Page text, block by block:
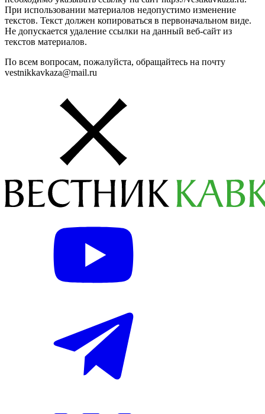
При использовании материалов недопустимо изменение
текстов. Текст должен копироваться в первоначальном виде.
Не допускается удаление ссылки на данный веб-сайт из
текстов материалов.
По всем вопросам, пожалуйста, обращайтесь на почту
vestnikkavkaza@mail.ru